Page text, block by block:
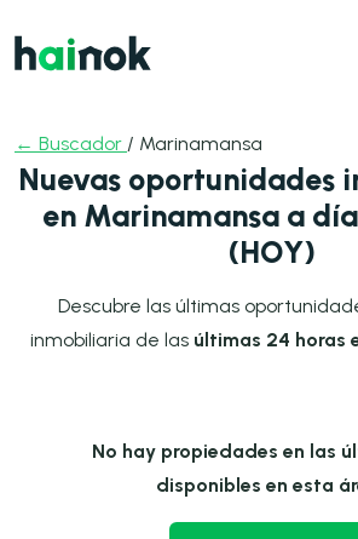
← Buscador / Marinamansa
Nuevas oportunidades
en Marinamansa a
(HOY)
Descubre las últimas
inmobiliaria de las últimas 24 horas
No hay propiedades en las
disponibles en esta